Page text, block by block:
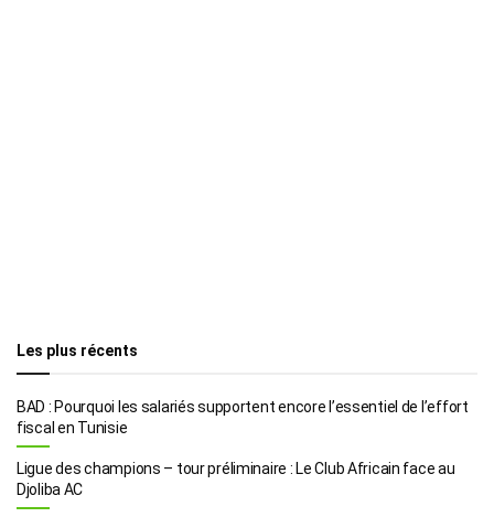
Les plus récents
BAD : Pourquoi les salariés supportent encore l’essentiel de l’effort
fiscal en Tunisie
Ligue des champions – tour préliminaire : Le Club Africain face au
Djoliba AC